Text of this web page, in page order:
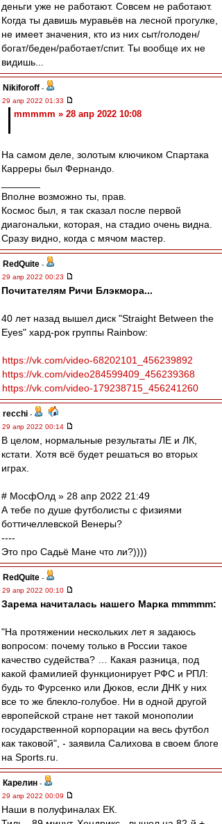
деньги уже не работают. Совсем не работают.
Когда ты давишь муравьёв на лесной прогулке,
не имеет значения, кто из них сыт/голоден/
богат/беден/работает/спит. Ты вообще их не
видишь...
Nikiforoff -
29 апр 2022 01:33
mmmmm » 28 апр 2022 10:08
На самом деле, золотым ключиком Спартака
Карреры был Фернандо.
Вполне возможно ты, прав.
Космос был, я так сказал после первой
диагональки, которая, на стадио очень видна.
Сразу видно, когда с мячом мастер.
RedQuite -
29 апр 2022 00:23
Почитателям Ричи Блэкмора...
40 лет назад вышел диск "Straight Between the
Eyes" хард-рок группы Rainbow:
https://vk.com/video-68202101_456239892
https://vk.com/video284599409_456239368
https://vk.com/video-179238715_456241260
recchi -
29 апр 2022 00:14
В целом, нормальные результаты ЛЕ и ЛК,
кстати. Хотя всё будет решаться во вторых
играх.
# МосфОлд » 28 апр 2022 21:49
А тебе по душе футболисты с физиями
боттичеллевской Венеры?
----
Это про Садьё Мане что ли?))))
RedQuite -
29 апр 2022 00:10
Зарема начиталась нашего Марка mmmmm:
"На протяжении нескольких лет я задаюсь
вопросом: почему только в России такое
качество судейства? … Какая разница, под
какой фамилией функционирует РФС и РПЛ:
будь то Фурсенко или Дюков, если ДНК у них
все то же блекло-голубое. Ни в одной другой
европейской стране нет такой монополии
государственной корпорации на весь футбол
как таковой", - заявила Салихова в своем блоге
на Sports.ru.
Карелин -
29 апр 2022 00:09
Наши в полуфиналах ЕК.